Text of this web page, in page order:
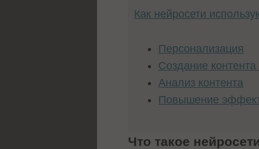
Как нейросети
Персонализация
Создание контента
Анализ контента
Повышение
Что такое